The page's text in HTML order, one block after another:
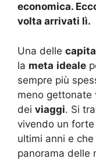
economica.
volta arrivati lì.
Una delle
la meta ideale
sempre più
meno gettonate
dei viaggi. Si
vivendo un forte
ultimi anni e
panorama delle